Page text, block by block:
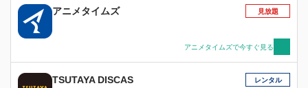
アニメタイムズ 見放題
アニメタイムズで今すぐ見る
TSUTAYA DISCAS レンタル